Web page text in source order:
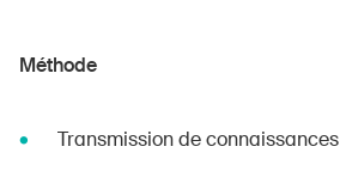
Méthode
Transmission de connaissances